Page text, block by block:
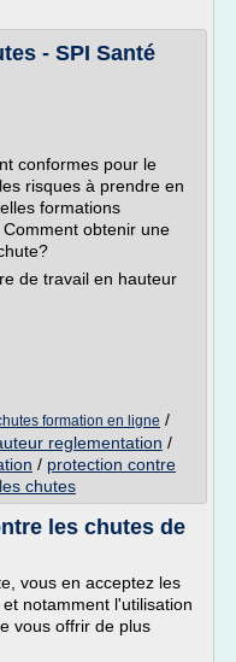
- SPI Santé
conformes pour le
risques à prendre en
formations
obtenir une
de travail en hauteur
formation en ligne /
reglementation /
/ protection contre
chutes
les chutes de
vous en acceptez les
notamment l'utilisation
vous offrir de plus